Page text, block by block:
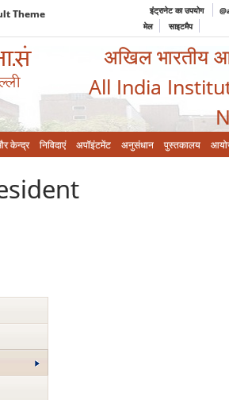
Theme इंट्रानेट का उपयोग
मेल
साइटमैप
अखिल भारतीय
All India
केन्‍द्र निविदाएं अपॉइंटमेंट अनुसंधान पुस्तकालय